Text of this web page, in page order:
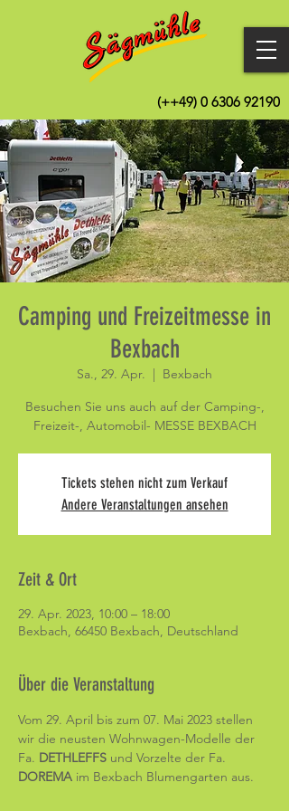
(++49) 0 6306 92190
Camping und Freizeitmesse in
Bexbach
Sa., 29. Apr.
  |
Bexbach
Besuchen Sie uns auch auf der Camping-,
Freizeit-, Automobil- MESSE BEXBACH
Tickets stehen nicht zum Verkauf
Andere Veranstaltungen ansehen
Zeit & Ort
29. Apr. 2023, 10:00 – 18:00
Bexbach, 66450 Bexbach, Deutschland
Über die Veranstaltung
Vom 29. April bis zum 07. Mai 2023 stellen
wir die neusten Wohnwagen-Modelle der
Fa. DETHLEFFS und Vorzelte der Fa.
DOREMA im Bexbach Blumengarten aus.